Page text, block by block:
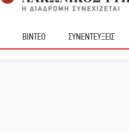
ΒΙΝΤΕΟ ΣΥΝΕΝΤΕΥΞΕΙΣ